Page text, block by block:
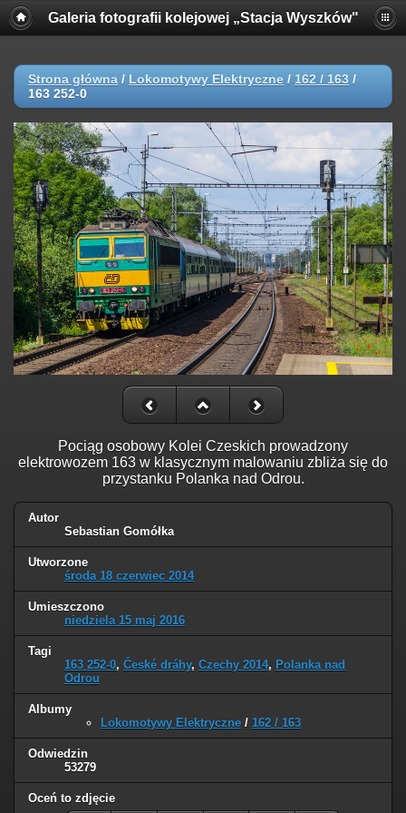
Galeria fotografii kolejowej „Stacja Wyszków"
Strona główna / Lokomotywy Elektryczne / 162 / 163 /
163 252-0
Pociąg osobowy Kolei Czeskich prowadzony
elektrowozem 163 w klasycznym malowaniu zbliża się do
przystanku Polanka nad Odrou.
Autor
Sebastian Gomółka
Utworzone
środa 18 czerwiec 2014
Umieszczono
niedziela 15 maj 2016
Tagi
163 252-0, České dráhy, Czechy 2014, Polanka nad
Odrou
Albumy
Lokomotywy Elektryczne / 162 / 163
Odwiedzin
53279
Oceń to zdjęcie